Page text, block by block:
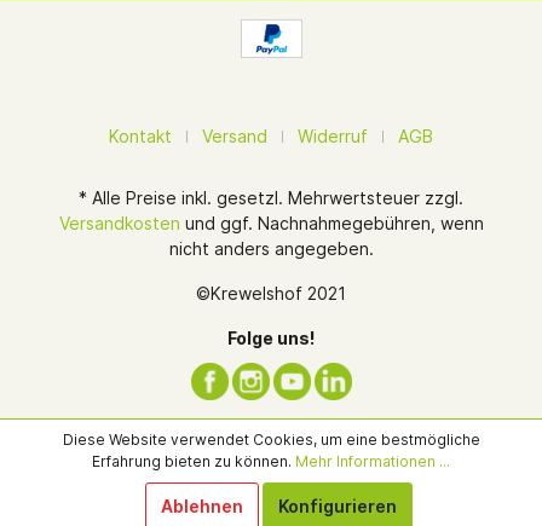
Kontakt Versand Widerruf AGB
* Alle Preise inkl. gesetzl. Mehrwertsteuer zzgl.
Versandkosten und ggf. Nachnahmegebühren, wenn
nicht anders angegeben.
©Krewelshof 2021
Folge uns!
Diese Website verwendet Cookies, um eine bestmögliche
Erfahrung bieten zu können. Mehr Informationen ...
Ablehnen Konfigurieren